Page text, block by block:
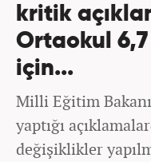
kritik
Ortaokul 6,7
için...
Milli Eğitim
yaptığı
değişiklikler